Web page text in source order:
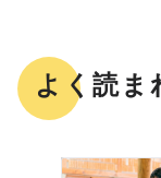
よく読ま